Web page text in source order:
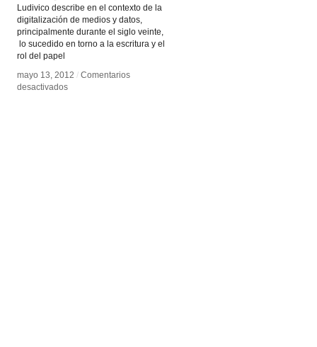
Ludivico describe en el contexto de la
digitalización de medios y datos,
principalmente durante el siglo veinte,
lo sucedido en torno a la escritura y el
rol del papel
mayo 13, 2012 / Comentarios
desactivadosen
mayo 13, 2012 / Comentarios
desactivadosen